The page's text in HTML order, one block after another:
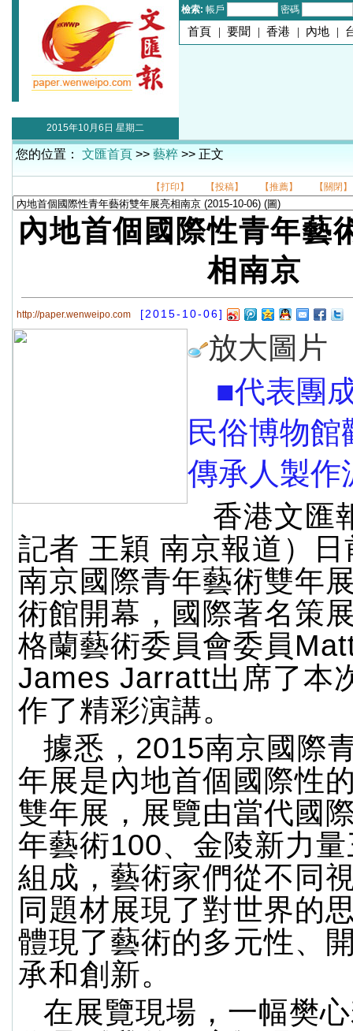
檢索: 帳戶 密碼
首頁 | 要聞 | 香港 | 內地 |
2015年10月6日 星期二
您的位置： 文匯首頁 >> 藝粹 >> 正文
【打印】 【投稿】 【推薦】 【關閉】
內地首個國際性青年藝
相南京
http://paper.wenweipo.com [2015-10-06]
放大圖片
■代表團
民俗博物館
傳承人製作
香港文匯
記者 王穎 南京報道）
南京國際青年藝術雙年
術館開幕，國際著名策
格蘭藝術委員會委員
James Jarratt出席了本
作了精彩演講。
據悉，2015南京國際
年展是內地首個國際性
雙年展，展覽由當代國
年藝術100、金陵新力
組成，藝術家們從不同
同題材展現了對世界的
體現了藝術的多元性、
承和創新。
在展覽現場，一幅樊